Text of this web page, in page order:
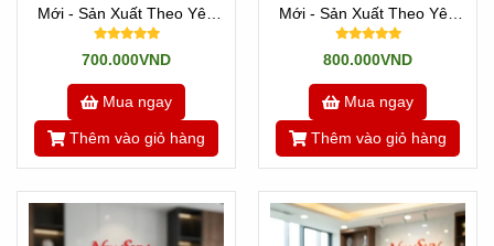
Mới - Sản Xuất Theo Yêu
Cầu (15)
700.000VND
Mua ngay
Thêm vào giỏ hàng
Mới - Sản Xuất Theo Yêu
Cầu (9)
800.000VND
Mua ngay
Thêm vào giỏ hàng